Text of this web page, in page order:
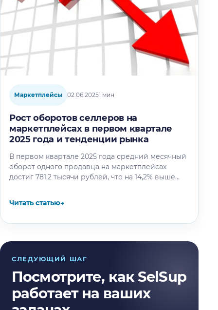
Маркетплейсы 02.06.20251 мин
Рост оборотов селлеров на
маркетплейсах в первом квартале
2025 года и тенденции рынка
В первом квартале 2025 года средний месячный
оборот одного продавца на маркетплейсах
достиг 781,2 тысячи рублей, что на 14,2% выше
Читать статью→
СЛЕДУЮЩИЙ ШАГ
Посмотрите, как SelSup
работает на ваших